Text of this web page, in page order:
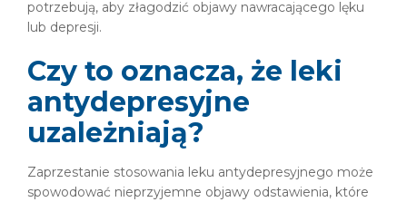
potrzebują, aby złagodzić objawy nawracającego lęku
lub depresji.
Czy to oznacza, że leki
antydepresyjne
uzależniają?
Zaprzestanie stosowania leku antydepresyjnego może
spowodować nieprzyjemne objawy odstawienia, które